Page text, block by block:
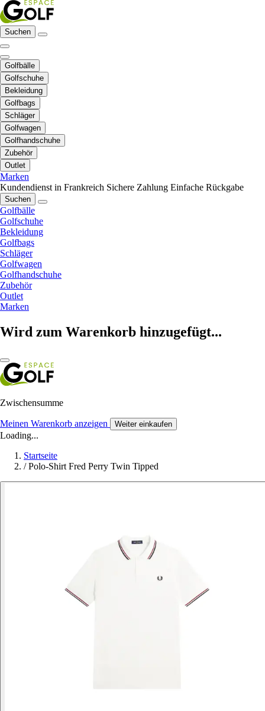
Suchen
Golfbälle
Golfschuhe
Bekleidung
Golfbags
Schläger
Golfwagen
Golfhandschuhe
Zubehör
Outlet
Marken
Kundendienst in Frankreich Sichere Zahlung Einfache Rückgabe
Suchen
Golfbälle
Golfschuhe
Bekleidung
Golfbags
Schläger
Golfwagen
Golfhandschuhe
Zubehör
Outlet
Marken
Wird zum Warenkorb hinzugefügt...
Zwischensumme
Meinen Warenkorb anzeigen Weiter einkaufen
Loading...
Startseite
/ Polo-Shirt Fred Perry Twin Tipped